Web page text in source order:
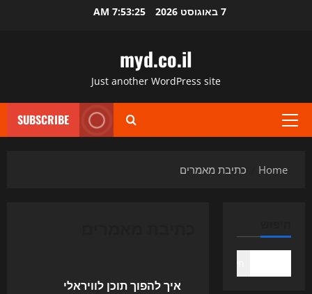
7 באוגוסט 2026 7:53:25 AM
myd.co.il
Just another WordPress site
Primary
SUBSCRIBE
Home כתיבת מאמרים
איך להפוך תוכן לוויראלי